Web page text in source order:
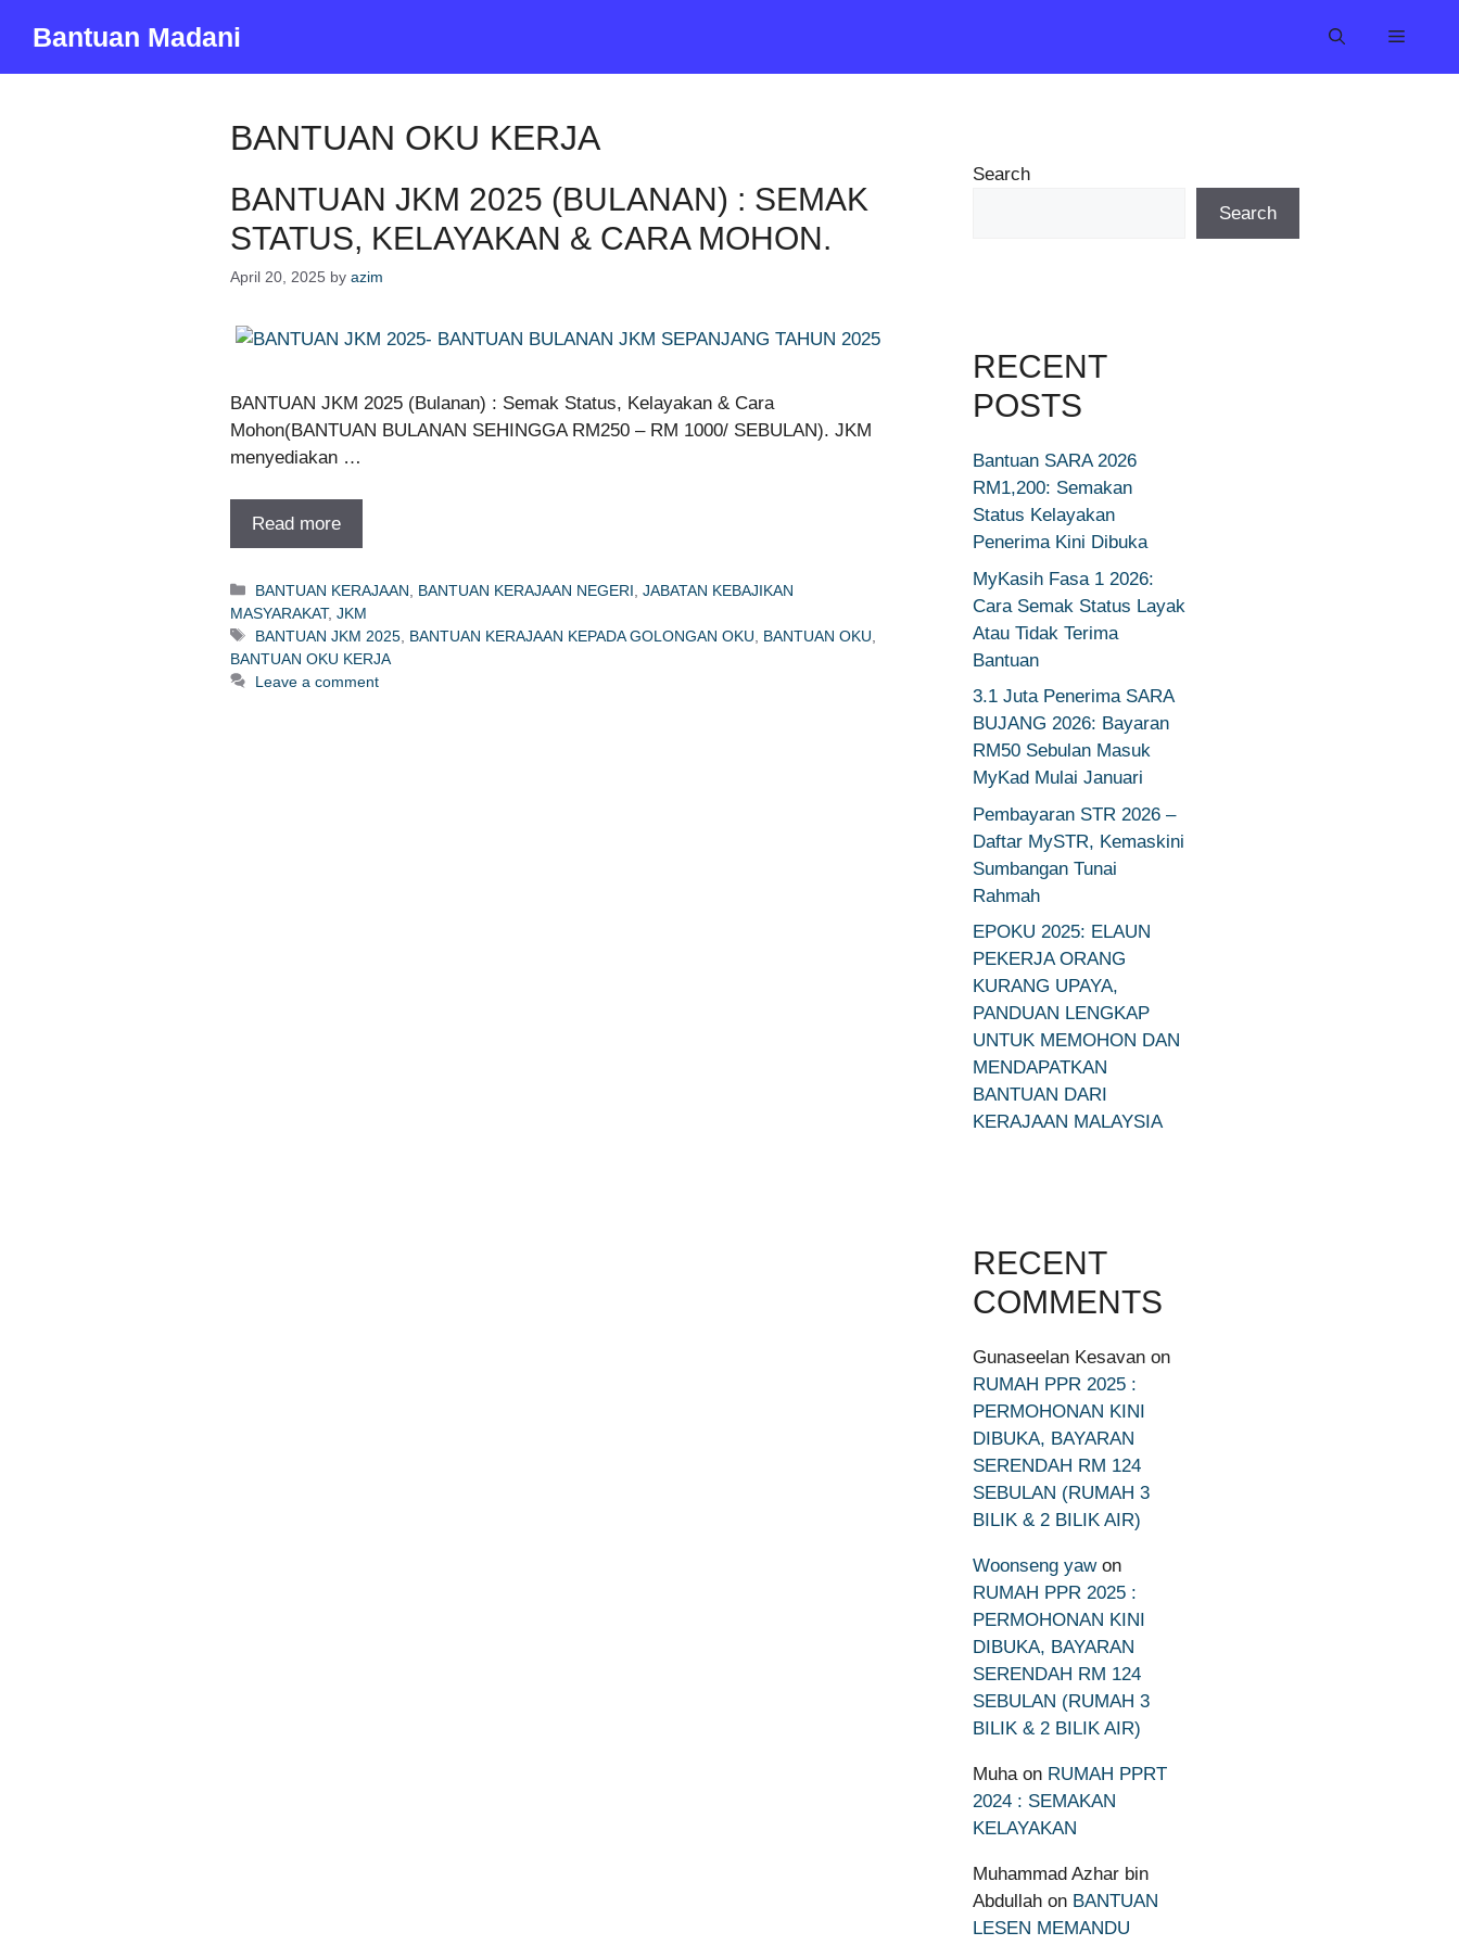
Bantuan Madani
BANTUAN OKU KERJA
BANTUAN JKM 2025 (BULANAN) : SEMAK
STATUS, KELAYAKAN & CARA MOHON.
April 20, 2025 by azim
BANTUAN JKM 2025 (Bulanan) : Semak Status, Kelayakan & Cara
Mohon(BANTUAN BULANAN SEHINGGA RM250 – RM 1000/ SEBULAN). JKM
menyediakan …
Read more
Categories
BANTUAN KERAJAAN BANTUAN KERAJAAN NEGERI ,JABATAN KEBAJIKAN
MASYARAKAT, JKM
Tags
BANTUAN JKM 2025 BANTUAN KERAJAAN KEPADA GOLONGAN OKU BANTUAN OKU
BANTUAN OKU KERJA
Leave a comment
Search
Search
RECENT
POSTS
Bantuan SARA 2026
RM1,200: Semakan
Status Kelayakan
Penerima Kini Dibuka
MyKasih Fasa 1 2026:
Cara Semak Status Layak
Atau Tidak Terima
Bantuan
3.1 Juta Penerima SARA
BUJANG 2026: Bayaran
RM50 Sebulan Masuk
MyKad Mulai Januari
Pembayaran STR 2026 –
Daftar MySTR, Kemaskini
Sumbangan Tunai
Rahmah
EPOKU 2025: ELAUN
PEKERJA ORANG
KURANG UPAYA,
PANDUAN LENGKAP
UNTUK MEMOHON DAN
MENDAPATKAN
BANTUAN DARI
KERAJAAN MALAYSIA
RECENT
COMMENTS
Gunaseelan Kesavan on
RUMAH PPR 2025 :
PERMOHONAN KINI
DIBUKA, BAYARAN
SERENDAH RM 124
SEBULAN (RUMAH 3
BILIK & 2 BILIK AIR)
Woonseng yawon
RUMAH PPR 2025 :
PERMOHONAN KINI
DIBUKA, BAYARAN
SERENDAH RM 124
SEBULAN (RUMAH 3
BILIK & 2 BILIK AIR)
Muhaon RUMAH PPRT
2024 : SEMAKAN
KELAYAKAN
Muhammad Azhar bin
Abdullah on BANTUAN
LESEN MEMANDU